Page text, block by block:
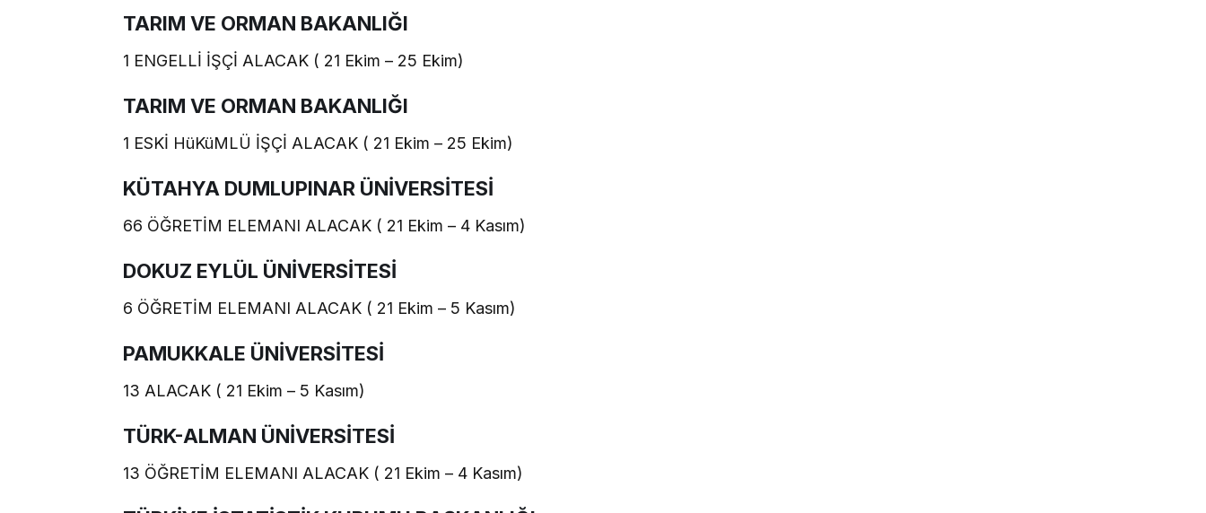
TARIM VE ORMAN BAKANLIĞI
1 ENGELLİ İŞÇİ ALACAK ( 21 Ekim – 25 Ekim)
TARIM VE ORMAN BAKANLIĞI
1 ESKİ HüKüMLÜ İŞÇİ ALACAK ( 21 Ekim – 25 Ekim)
KÜTAHYA DUMLUPINAR ÜNİVERSİTESİ
66 ÖĞRETİM ELEMANI ALACAK ( 21 Ekim – 4 Kasım)
DOKUZ EYLÜL ÜNİVERSİTESİ
6 ÖĞRETİM ELEMANI ALACAK ( 21 Ekim – 5 Kasım)
PAMUKKALE ÜNİVERSİTESİ
13 ALACAK ( 21 Ekim – 5 Kasım)
TÜRK-ALMAN ÜNİVERSİTESİ
13 ÖĞRETİM ELEMANI ALACAK ( 21 Ekim – 4 Kasım)